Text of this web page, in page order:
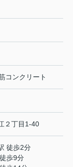
コンクリート
２丁目1-40
徒歩2分
歩9分